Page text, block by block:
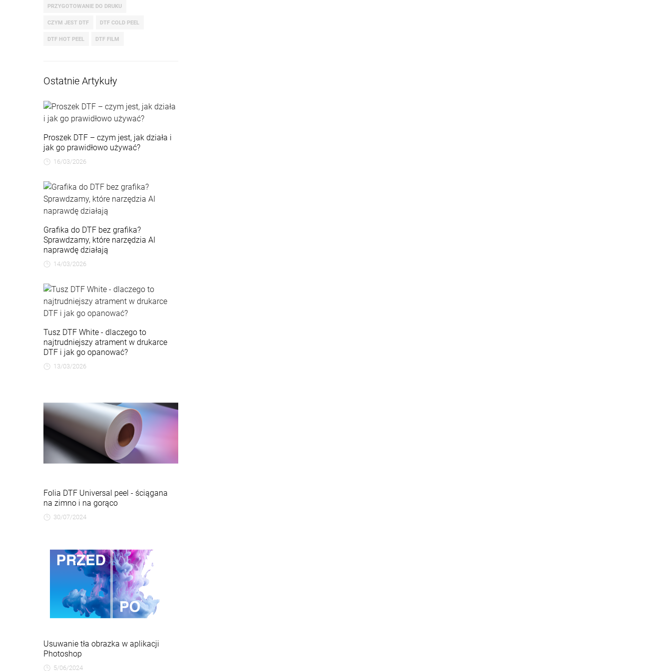
PRZYGOTOWANIE DO DRUKU
CZYM JEST DTF DTF COLD PEEL
DTF HOT PEEL DTF FILM
Ostatnie Artykuły
Proszek DTF – czym jest, jak działa i
jak go prawidłowo używać?
16/03/2026
Grafika do DTF bez grafika?
Sprawdzamy, które narzędzia AI
naprawdę działają
14/03/2026
Tusz DTF White - dlaczego to
najtrudniejszy atrament w drukarce
DTF i jak go opanować?
13/03/2026
Folia DTF Universal peel - ściągana
na zimno i na gorąco
30/07/2024
Usuwanie tła obrazka w aplikacji
Photoshop
5/06/2024